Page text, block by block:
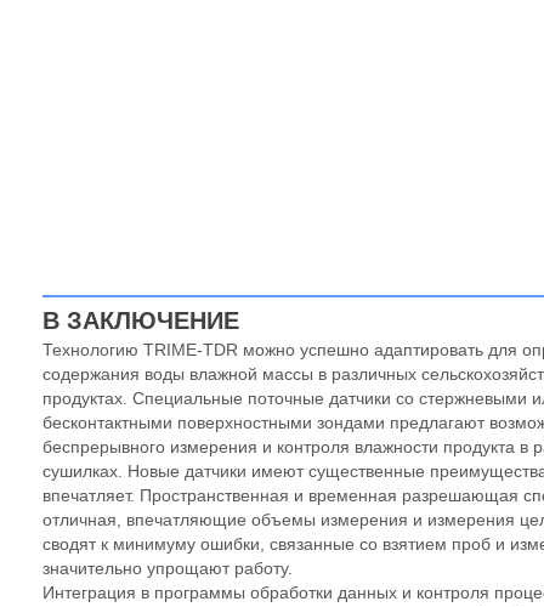
В ЗАКЛЮЧЕНИЕ
Технологию TRIME-TDR можно успешно адаптировать для
содержания воды влажной массы в различных
продуктах. Специальные поточные датчики со стержневыми
бесконтактными поверхностными зондами предлагают
беспрерывного измерения и контроля влажности продукта в
сушилках. Новые датчики имеют существенные
впечатляет. Пространственная и временная разрешающая
отличная, впечатляющие объемы измерения и измерения
сводят к минимуму ошибки, связанные со взятием проб и
значительно упрощают работу.
Интеграция в программы обработки данных и контроля